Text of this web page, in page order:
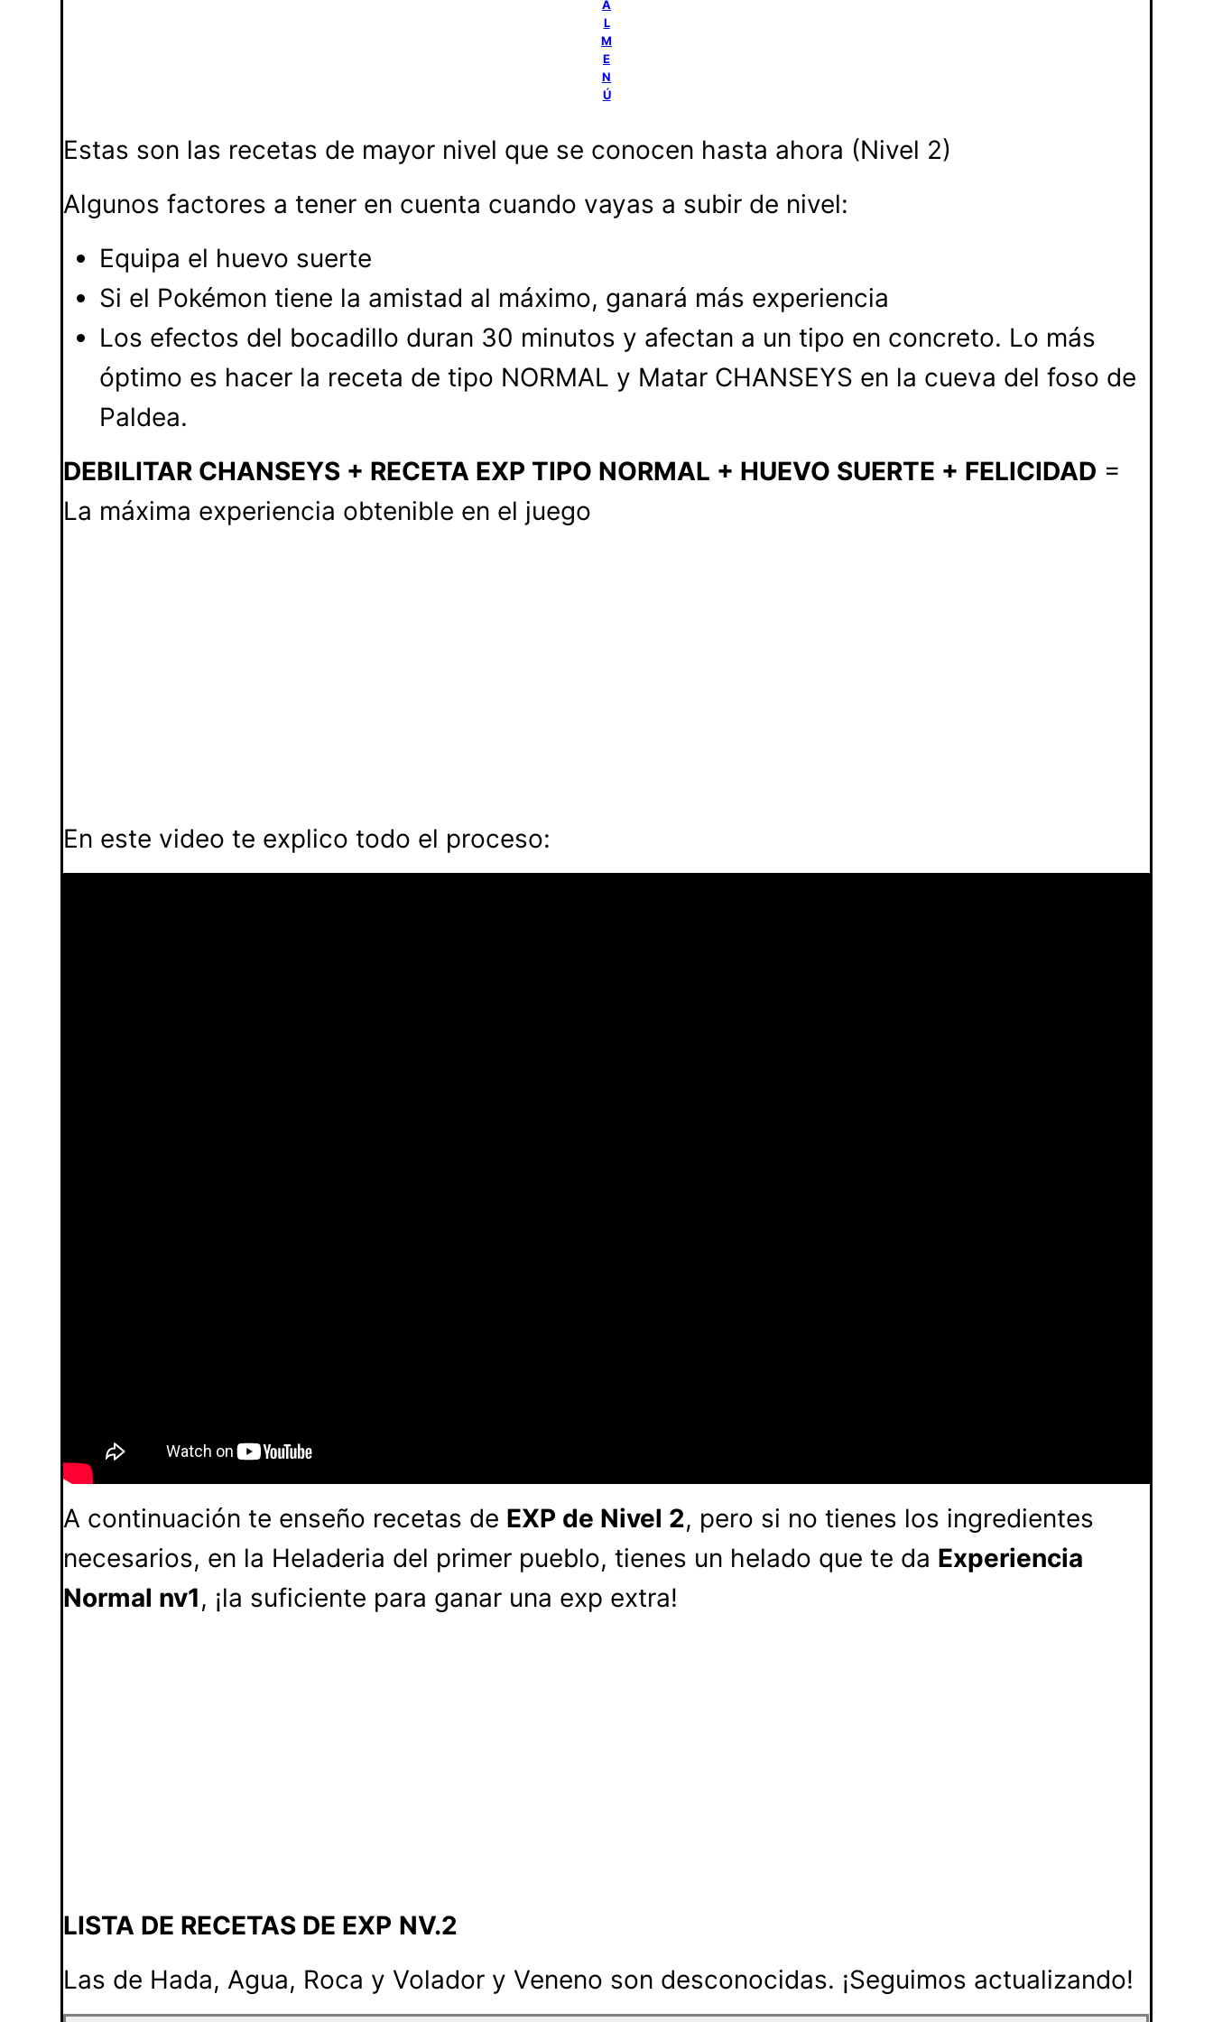
A
L
M
E
N
Ú
Estas son las recetas de mayor nivel que se conocen hasta ahora (Nivel 2)
Algunos factores a tener en cuenta cuando vayas a subir de nivel:
Equipa el huevo suerte
Si el Pokémon tiene la amistad al máximo, ganará más experiencia
Los efectos del bocadillo duran 30 minutos y afectan a un tipo en concreto. Lo más
óptimo es hacer la receta de tipo NORMAL y Matar CHANSEYS en la cueva del foso de
Paldea.
DEBILITAR CHANSEYS + RECETA EXP TIPO NORMAL + HUEVO SUERTE + FELICIDAD =
La máxima experiencia obtenible en el juego
En este video te explico todo el proceso:
A continuación te enseño recetas de EXP de Nivel 2, pero si no tienes los ingredientes
necesarios, en la Heladeria del primer pueblo, tienes un helado que te da Experiencia
Normal nv1, ¡la suficiente para ganar una exp extra!
LISTA DE RECETAS DE EXP NV.2
Las de Hada, Agua, Roca y Volador y Veneno son desconocidas. ¡Seguimos actualizando!